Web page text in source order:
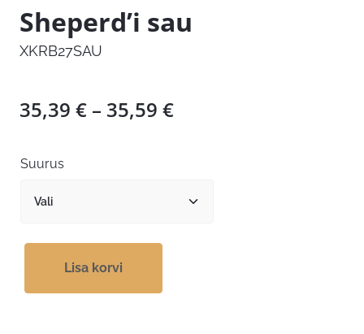
Sheperd’i sau
XKRB27SAU
35,39 € – 35,59 €Hinnavahemik:
Suurus
Lisa korvi